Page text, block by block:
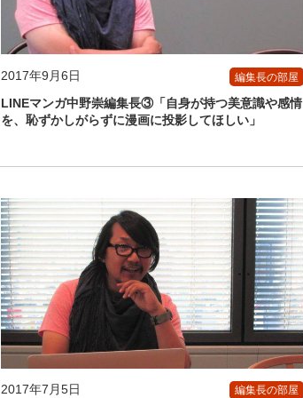
2017年9月6日 編集長の部屋
LINEマンガ中野崇編集長③「自身が持つ美意識や感情
を、恥ずかしがらずに漫画に投影してほしい」
2017年7月5日 編集長の部屋